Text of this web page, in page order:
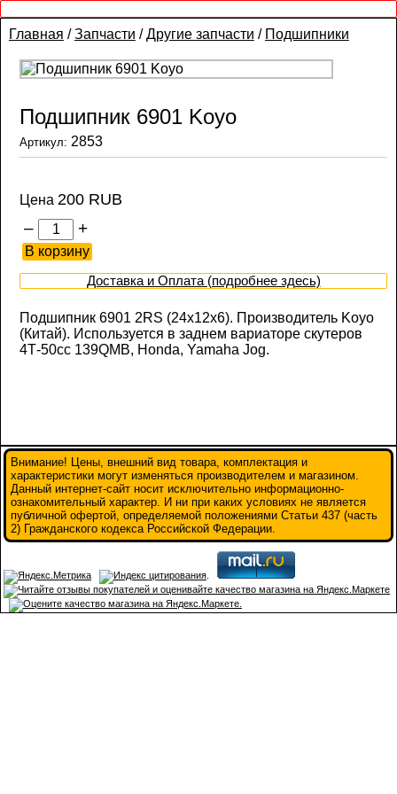
Главная /Запчасти /Другие запчасти / Подшипники
Подшипник 6901 Koyo
Артикул: 2853
Цена 200 RUB
– +
Доставка и Оплата (подробнее здесь)
Подшипник 6901 2RS (24х12х6). Производитель Koyo
(Китай). Используется в заднем вариаторе скутеров
4Т-50сс 139QMB, Honda, Yamaha Jog.
Внимание! Цены, внешний вид товара, комплектация и
характеристики могут изменяться производителем и магазином.
Данный интернет-сайт носит исключительно информационно-
ознакомительный характер. И ни при каких условиях не является
публичной офертой, определяемой положениями Статьи 437 (часть
2) Гражданского кодекса Российской Федерации.